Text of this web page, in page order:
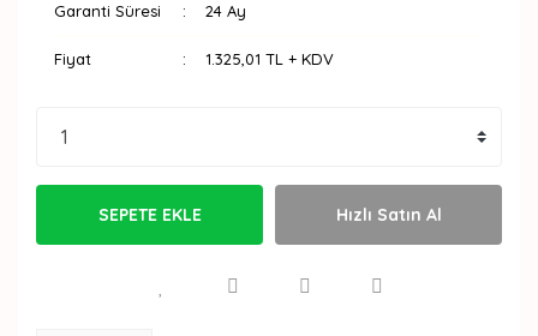
Garanti Süresi 24 Ay
Fiyat 1.325,01 TL + KDV
SEPETE EKLE Hızlı Satın Al